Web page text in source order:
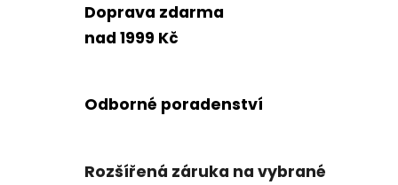
Doprava zdarma
nad 1999 Kč
Odborné poradenství
Rozšířená záruka na vybrané